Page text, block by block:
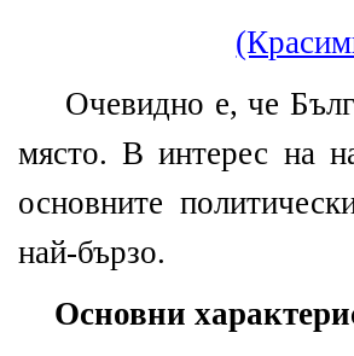
Очевидно е, че
място. В интерес на
основните
най-бързо.
Основни